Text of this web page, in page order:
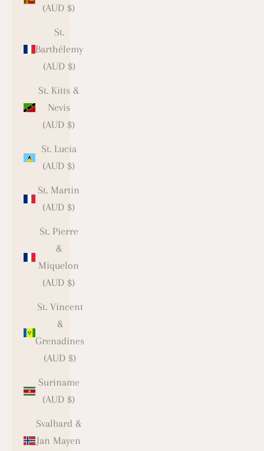
(AUD $)
St.
Barthélemy
(AUD $)
St. Kitts &
Nevis
(AUD $)
St. Lucia
(AUD $)
St. Martin
(AUD $)
St. Pierre
&
Miquelon
(AUD $)
St. Vincent
&
Grenadines
(AUD $)
Suriname
(AUD $)
Svalbard &
Jan Mayen